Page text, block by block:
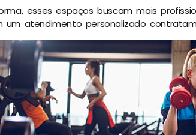
esses espaços buscam mais
um atendimento personalizado